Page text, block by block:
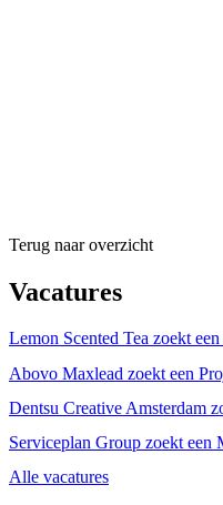
Terug naar overzicht
Vacatures
Lemon Scented Tea zoekt een
Abovo Maxlead zoekt een
Dentsu Creative Amsterdam
Serviceplan Group zoekt
Alle vacatures